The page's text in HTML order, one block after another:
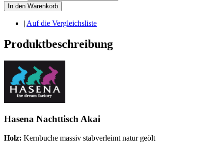
In den Warenkorb
| Auf die Vergleichsliste
Produktbeschreibung
Hasena Nachttisch Akai
Holz: Kernbuche massiv stabverleimt natur geölt